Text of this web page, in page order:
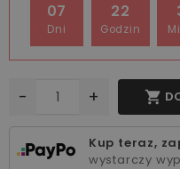
07
Dni
22
Godzin
- + 
Kup teraz,
wystarczy